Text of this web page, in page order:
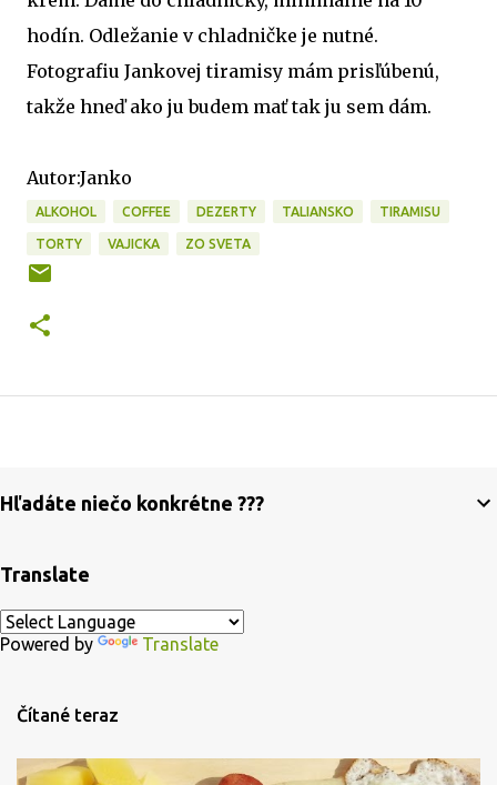
hodín. Odležanie v chladničke je nutné.
Fotografiu Jankovej tiramisy mám prisľúbenú,
takže hneď ako ju budem mať tak ju sem dám.
Autor:Janko
ALKOHOL COFFEE DEZERTY TALIANSKO TIRAMISU
TORTY VAJICKA ZO SVETA
Hľadáte niečo konkrétne ???
Translate
Powered by Translate
Čítané teraz